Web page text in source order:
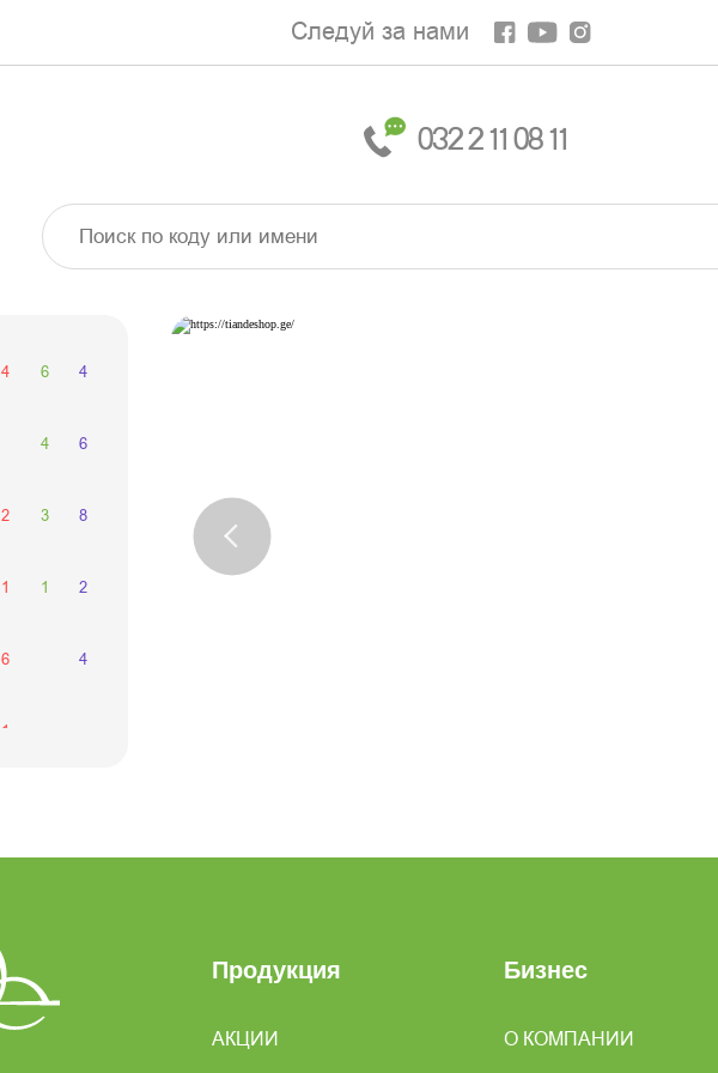
Следуй за нами
032 2 11 08 11
4 6 4
4 6
2 3 8
1 1 2
6 4
1
8
Продукция
АКЦИИ
Бизнес
О КОМПАНИИ